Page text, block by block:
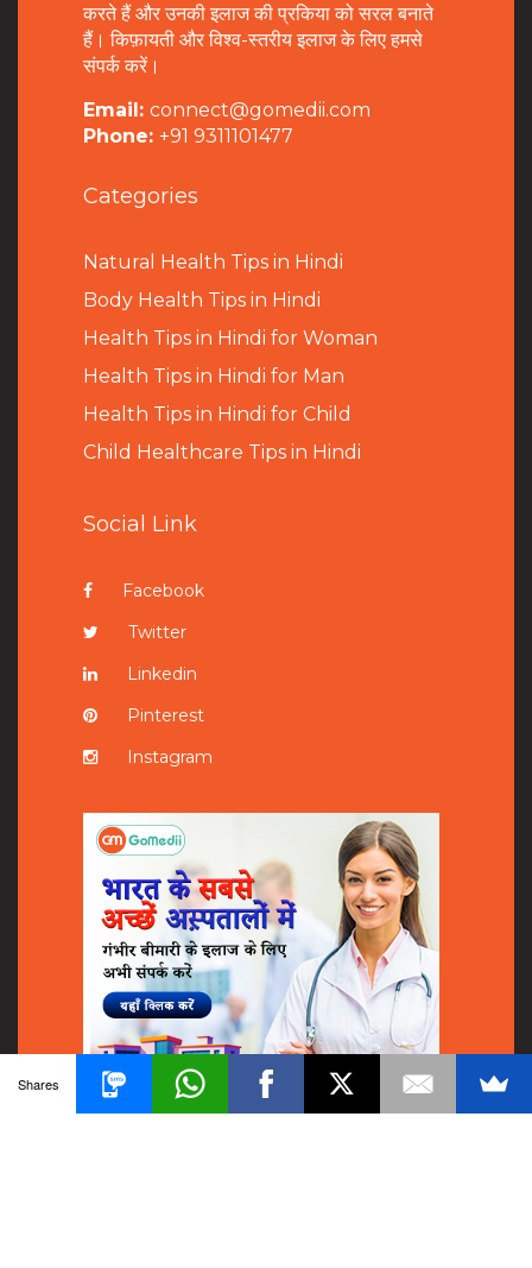
करते हैं और उनकी इलाज की प्रकिया को सरल बनाते
हैं। किफ़ायती और विश्व-स्तरीय इलाज के लिए हमसे
संपर्क करें।
Email: connect@gomedii.com
Phone: +91 9311101477
Categories
Natural Health Tips in Hindi
Body Health Tips in Hindi
Health Tips in Hindi for Woman
Health Tips in Hindi for Man
Health Tips in Hindi for Child
Child Healthcare Tips in Hindi
Social Link
Facebook
Twitter
Linkedin
Pinterest
Instagram
Shares